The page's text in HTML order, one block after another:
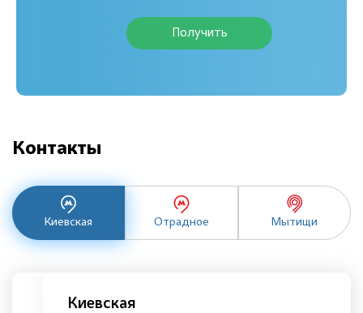
Получить
Контакты
Киевская Отрадное Мытищи
Киевская